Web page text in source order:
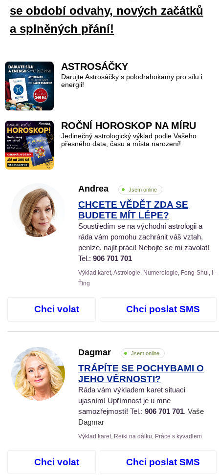
se období odvahy, nových začátků
a splněných přání!
ASTROSÁČKY
Darujte Astrosáčky s polodrahokamy pro sílu i
energii!
ROČNÍ HOROSKOP NA MÍRU
Jedinečný astrologický výklad podle Vašeho
přesného data, času a místa narození!
Andrea Jsem online
CHCETE VĚDĚT ZDA SE
BUDETE MÍT LÉPE?
Soustředím se na východní astrologii a
ráda vám pomohu zachránit váš vztah,
peníze, najít práci! Nebojte se mi zavolat!
Tel.: 906 701 701
Výklad karet, Astrologie, Numerologie, Feng-Shui, I -
Ťing
Chci volat Chci poslat SMS
Dagmar Jsem online
TRÁPÍTE SE POCHYBAMI O
JEHO VĚRNOSTI?
Ráda vám výkladem karet situaci
ujasním! Upřímnost je u mne
samozřejmostí! Tel.: 906 701 701. Vaše
Dagmar
Výklad karet, Reiki na dálku, Práce s kyvadlem
Chci volat Chci poslat SMS